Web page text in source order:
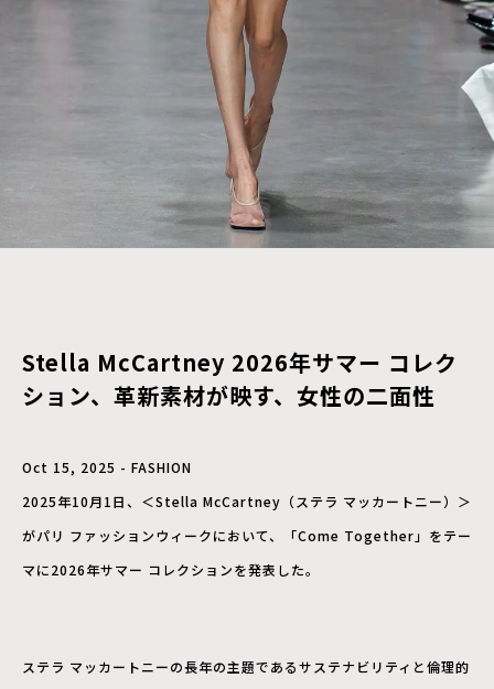
Stella McCartney 2026年サマー コレク
ション、革新素材が映す、女性の二面性
Oct 15, 2025 - FASHION
2025年10月1日、＜Stella McCartney（ステラ マッカートニー）＞
がパリ ファッションウィークにおいて、「Come Together」をテー
マに2026年サマー コレクションを発表した。
ステラ マッカートニーの長年の主題であるサステナビリティと倫理的